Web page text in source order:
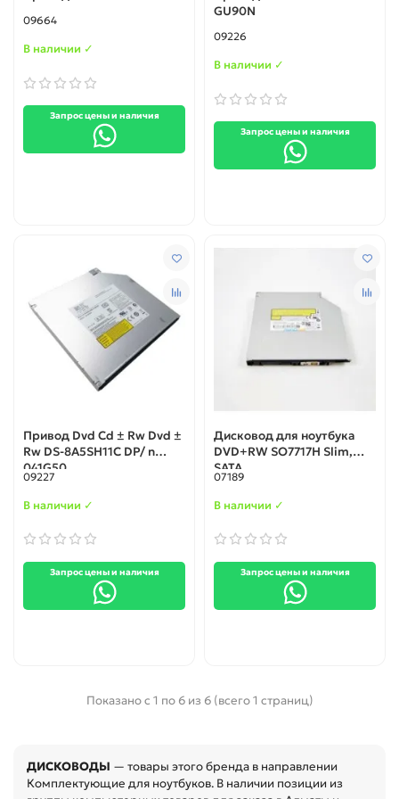
09664
В наличии ✓
Запрос цены и наличия
GU90N
09226
В наличии ✓
Запрос цены и наличия
Привод Dvd Cd ± Rw Dvd ±
Rw DS-8A5SH11C DP/ n
041G50
09227
В наличии ✓
Запрос цены и наличия
Дисковод для ноутбука
DVD+RW SO7717H Slim,
SATA
07189
В наличии ✓
Запрос цены и наличия
Показано с 1 по 6 из 6 (всего 1 страниц)
ДИСКОВОДЫ — товары этого бренда в направлении
Комплектующие для ноутбуков. В наличии позиции из